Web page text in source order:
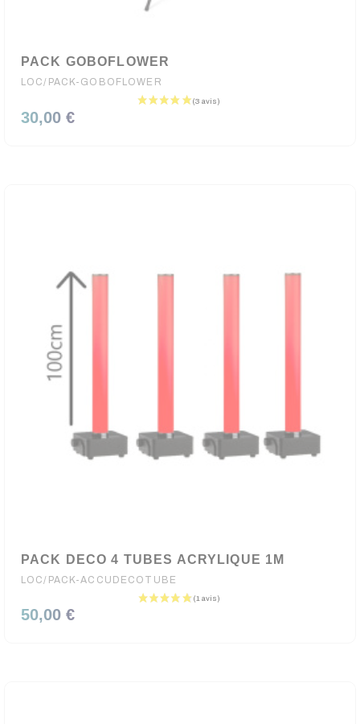
PACK GOBOFLOWER
LOC/PACK-GOBOFLOWER
30,00 €
PACK DECO 4 TUBES ACRYLIQUE 1M
LOC/PACK-ACCUDECOTUBE
50,00 €